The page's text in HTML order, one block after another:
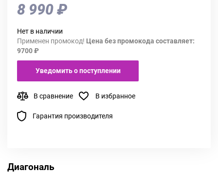
8 990 ₽
Нет в наличии
Применен промокод! Цена без промокода составляет:
9700 ₽
Уведомить о поступлении
В сравнение В избранное
Гарантия производителя
Диагональ